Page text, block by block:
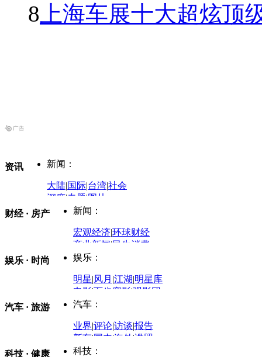
8 上海车展十大超炫顶
资讯 新闻：
大陆|国际|台湾|社会
深度|专题|图片
中国政要资料库
评论：
时事开讲
军事：
中国军情|环球军情
体育：
NBA CBA|大局观
财经 · 房产 新闻：
宏观经济|环球财经
商业新闻|民生消费
商业评论|宏观分析
金融观察
股票：
娱乐 · 时尚 娱乐：
明星|风月 |江湖|明星库
电影|百步穿影|观影团
星座 塔罗
时尚：
汽车 · 旅游 汽车：
业界|评论|访谈|报告
新车|国内|海外 |谍照
购车 导购
科技 · 健康 科技：